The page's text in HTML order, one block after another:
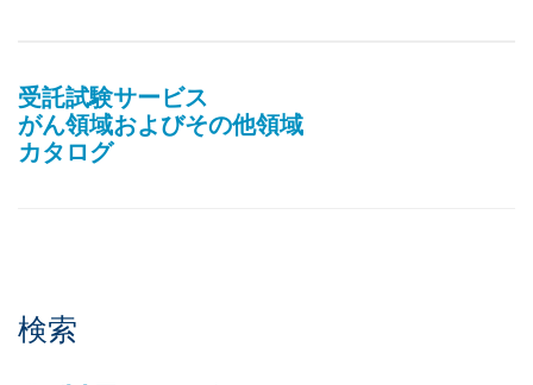
受託試験サービス
がん領域およびその他領域
カタログ
検索